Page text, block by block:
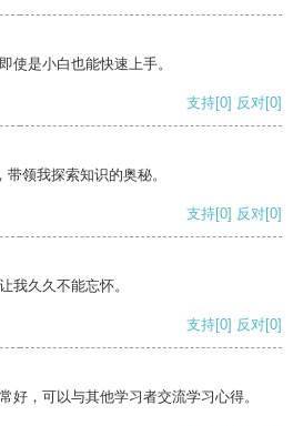
使是小白也能快速上手。
支持[0] 反对[0]
领我探索知识的奥秘。
支持[0] 反对[0]
我久久不能忘怀。
支持[0] 反对[0]
好，可以与其他学习者交流学习心得。